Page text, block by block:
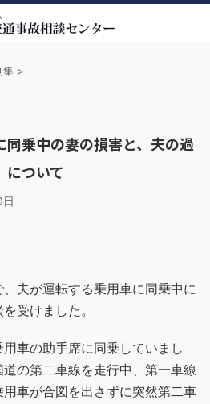
集 >
同乗中の妻の損害と、夫の過
について
夫が運転する乗用車に同乗中に
受けました。
車の助手席に同乗していまし
の第二車線を走行中、第一車線
車が合図を出さずに突然第二車